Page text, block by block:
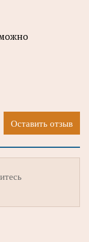
Оставить отзыв